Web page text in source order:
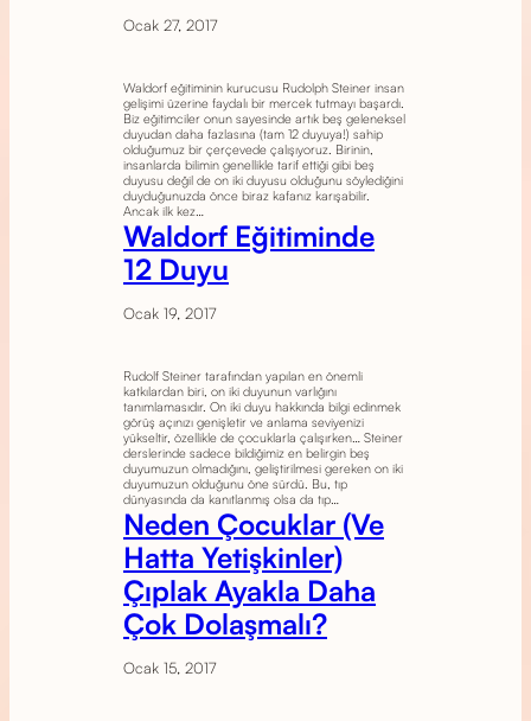
Ocak 27, 2017
Waldorf eğitiminin kurucusu Rudolph Steiner insan
gelişimi üzerine faydalı bir mercek tutmayı başardı.
Biz eğitimciler onun sayesinde artık beş geleneksel
duyudan daha fazlasına (tam 12 duyuya!) sahip
olduğumuz bir çerçevede çalışıyoruz. Birinin,
insanlarda bilimin genellikle tarif ettiği gibi beş
duyusu değil de on iki duyusu olduğunu söylediğini
duyduğunuzda önce biraz kafanız karışabilir.
Ancak ilk kez…
Waldorf Eğitiminde
12 Duyu
Ocak 19, 2017
Rudolf Steiner tarafından yapılan en önemli
katkılardan biri, on iki duyunun varlığını
tanımlamasıdır. On iki duyu hakkında bilgi edinmek
görüş açınızı genişletir ve anlama seviyenizi
yükseltir, özellikle de çocuklarla çalışırken… Steiner
derslerinde sadece bildiğimiz en belirgin beş
duyumuzun olmadığını, geliştirilmesi gereken on iki
duyumuzun olduğunu öne sürdü. Bu, tıp
dünyasında da kanıtlanmış olsa da tıp…
Neden Çocuklar (Ve
Hatta Yetişkinler)
Çıplak Ayakla Daha
Çok Dolaşmalı?
Ocak 15, 2017